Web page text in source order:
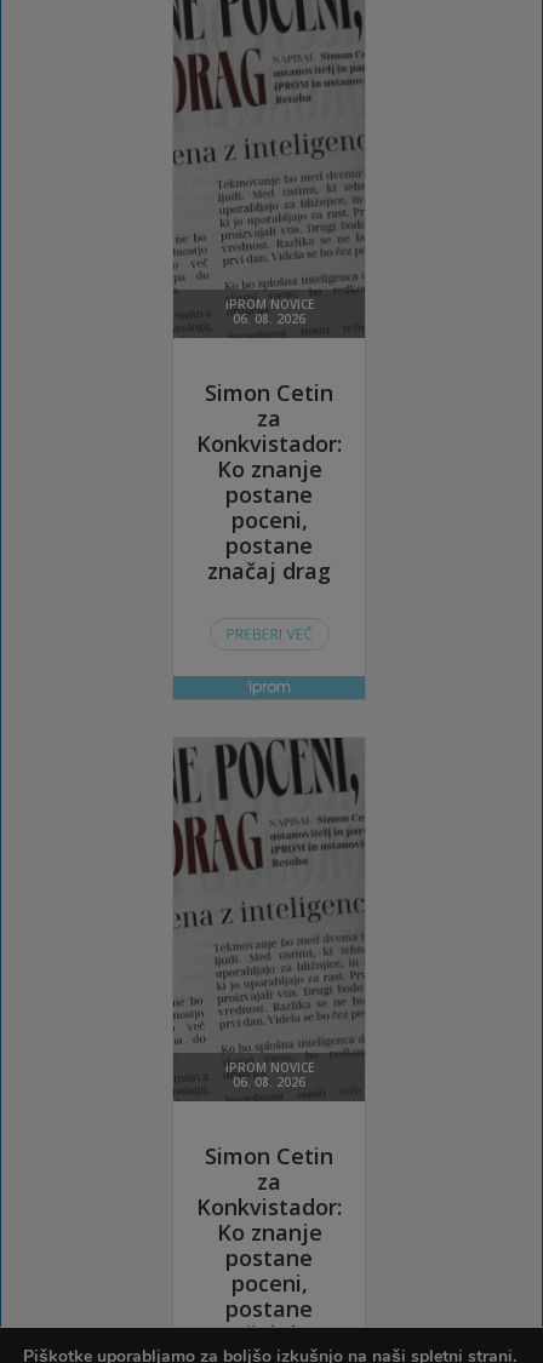
Piškotke uporabljamo za boljšo izkušnjo na naši spletni strani.